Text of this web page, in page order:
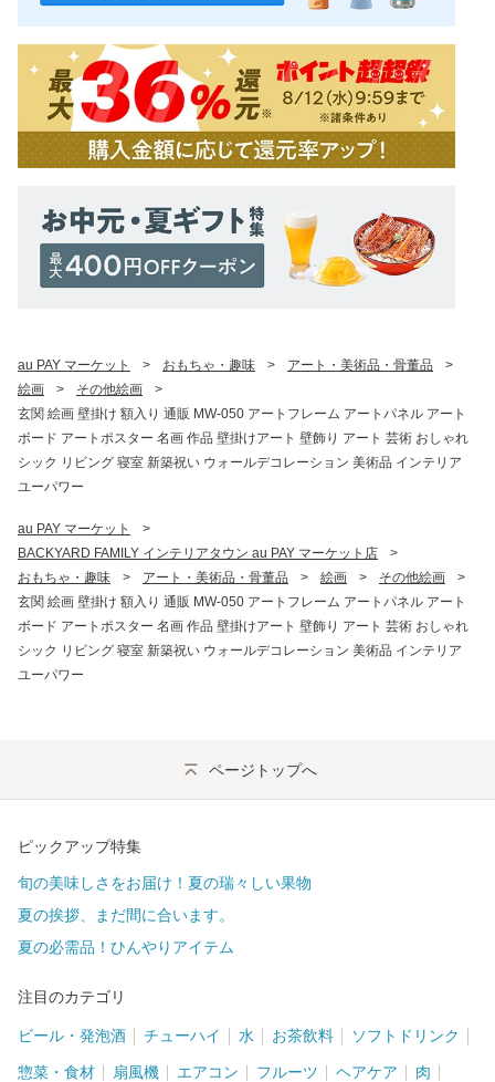
au PAY マーケット > おもちゃ・趣味 > アート・美術品・骨董品
>
絵画
> その他絵画
>
玄関 絵画 壁掛け 額入り 通販 MW-050 アートフレーム アートパネル アート
ボード アートポスター 名画 作品 壁掛けアート 壁飾り アート 芸術 おしゃれ
シック リビング 寝室 新築祝い ウォールデコレーション 美術品 インテリア
ユーパワー
au PAY マーケット
>
BACKYARD FAMILY インテリアタウン au PAY マーケット店
>
おもちゃ・趣味
> アート・美術品・骨董品 > 絵画 > その他絵画
>
玄関 絵画 壁掛け 額入り 通販 MW-050 アートフレーム アートパネル アート
ボード アートポスター 名画 作品 壁掛けアート 壁飾り アート 芸術 おしゃれ
シック リビング 寝室 新築祝い ウォールデコレーション 美術品 インテリア
ユーパワー
ページトップへ
ピックアップ特集
旬の美味しさをお届け！夏の瑞々しい果物
夏の挨拶、まだ間に合います。
夏の必需品！ひんやりアイテム
注目のカテゴリ
ビール・発泡酒 チューハイ 水 お茶飲料 ソフトドリンク
惣菜・食材 扇風機 エアコン フルーツ ヘアケア 肉